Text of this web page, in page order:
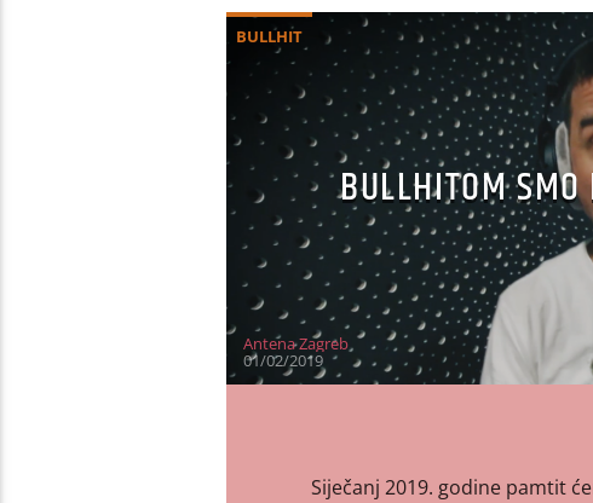
BULLHIT
BULLHITOM
Antena Zagreb
01/02/2019
Siječanj 2019. godine pamtit